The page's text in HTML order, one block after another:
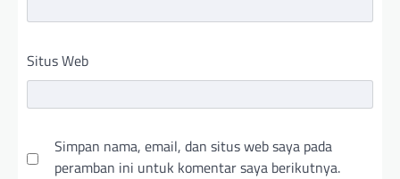
Situs Web
Simpan nama, email, dan situs web saya pada
peramban ini untuk komentar saya berikutnya.